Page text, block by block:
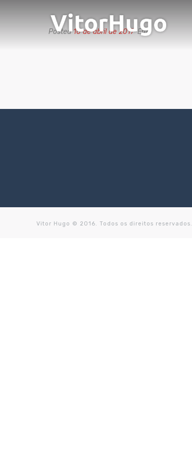
Posted10 de abril de 2017Em
Vitor Hugo © 2016. Todos os direitos reservados.